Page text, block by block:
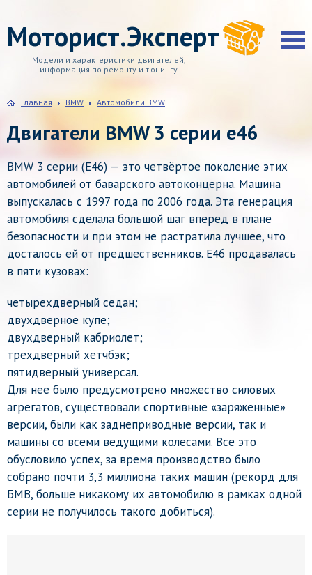
Моторист.Эксперт
Модели и характеристики двигателей,
информация по ремонту и тюнингу
Главная BMW Автомобили BMW
Двигатели BMW 3 серии e46
BMW 3 серии (E46) — это четвёртое поколение этих
автомобилей от баварского автоконцерна. Машина
выпускалась с 1997 года по 2006 года. Эта генерация
автомобиля сделала большой шаг вперед в плане
безопасности и при этом не растратила лучшее, что
досталось ей от предшественников. E46 продавалась
в пяти кузовах:
четырехдверный седан;
двухдверное купе;
двухдверный кабриолет;
трехдверный хетчбэк;
пятидверный универсал.
Для нее было предусмотрено множество силовых
агрегатов, существовали спортивные «заряженные»
версии, были как заднеприводные версии, так и
машины со всеми ведущими колесами. Все это
обусловило успех, за время производство было
собрано почти 3,3 миллиона таких машин (рекорд для
БМВ, больше никакому их автомобилю в рамках одной
серии не получилось такого добиться).